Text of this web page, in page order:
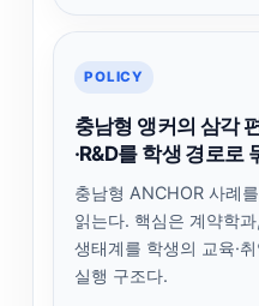
POLICY
충남형 앵커의 삼각
·R&D를 학생 경로로
충남형 ANCHOR 사례
읽는다. 핵심은 계약학
생태계를 학생의 교육·
실행 구조다.